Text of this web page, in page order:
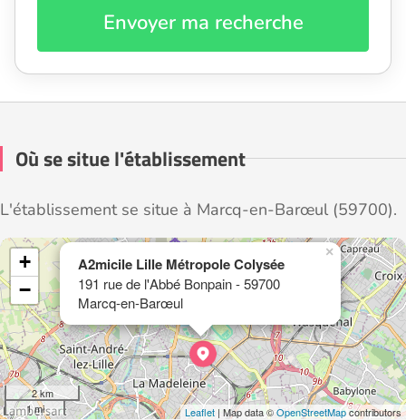
Envoyer ma recherche
Où se situe l'établissement
L'établissement se situe à Marcq-en-Barœul (59700).
A2micile Lille Métropole Colysée
191 rue de l'Abbé Bonpain - 59700
Marcq-en-Barœul
×
+
−
2 km
1 mi
Leaflet | Map data ©OpenStreetMapcontributors